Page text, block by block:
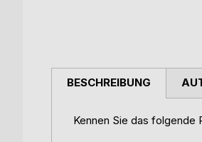
BESCHREIBUNG
Kennen Sie das folgende